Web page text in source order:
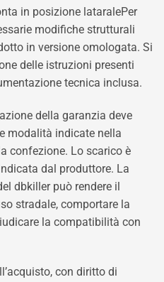
in posizione lataralePer
modifiche strutturali
in versione omologata. Si
delle istruzioni presenti
tecnica inclusa.
della garanzia deve
modalità indicate nella
confezione. Lo scarico è
dal produttore. La
dbkiller può rendere il
stradale, comportare la
la compatibilità con
con diritto di